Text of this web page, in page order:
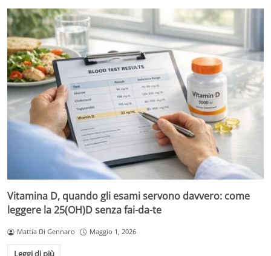
Vitamina D, quando gli esami servono davvero: come
leggere la 25(OH)D senza fai-da-te
Mattia Di Gennaro Maggio 1, 2026
Leggi di più